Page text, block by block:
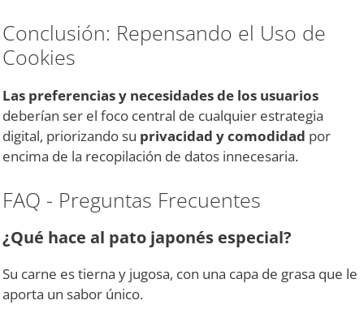
Conclusión: Repensando el Uso de
Cookies
Las preferencias y necesidades de los usuarios
deberían ser el foco central de cualquier estrategia
digital, priorizando su privacidad y comodidad por
encima de la recopilación de datos innecesaria.
FAQ - Preguntas Frecuentes
¿Qué hace al pato japonés especial?
Su carne es tierna y jugosa, con una capa de grasa que le
aporta un sabor único.